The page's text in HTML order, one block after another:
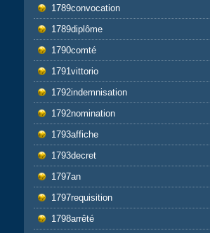
1789convocation
1789diplôme
1790comté
1791vittorio
1792indemnisation
1792nomination
1793affiche
1793decret
1797an
1797requisition
1798arrêté